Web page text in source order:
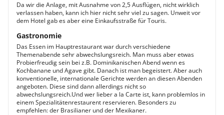
Da wir die Anlage, mit Ausnahme von 2,5 Ausflügen, nicht wirklich
verlassen haben, kann ich hier nicht sehr viel zu sagen. Unweit vor
dem Hotel gab es aber eine Einkaufsstraße für Touris.
Gastronomie
Das Essen im Hauptrestaurant war durch verschiedene
Themenabende sehr abwechslungsreich. Man muss aber etwas
Probierfreudig sein bei z.B. Dominikanischen Abend wenn es
Kochbanane und Agave gibt. Danach ist man begeistert. Aber auch
konventionelle, internationale Gerichte werden an diesen Abenden
angeboten. Diese sind dann allerdings nicht so
abwechslungsreich.Und wer lieber a la Carte ist, kann problemlos in
einem Spezialitätenrestaurent reservieren. Besonders zu
empfehlen: der Brasilianer und der Mexikaner.